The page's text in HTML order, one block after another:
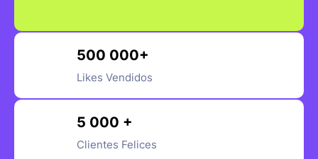
500 000+
Likes Vendidos
5 000 +
Clientes Felices